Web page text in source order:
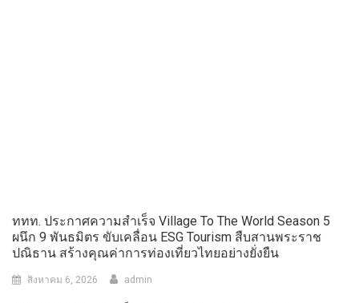
ททท. ประกาศความสำเร็จ Village To The World Season 5
ผนึก 9 พันธมิตร ขับเคลื่อน ESG Tourism สืบสานพระราช
ปณิธาน สร้างคุณค่าการท่องเที่ยวไทยอย่างยั่งยืน
สิงหาคม 6, 2026 admin